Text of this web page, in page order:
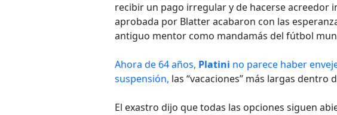
recibir un pago irregular y de hacerse acreedor
aprobada por Blatter acabaron con las
antiguo mentor como mandamás del fútbol
Ahora de 64 años, Platini no parece haber
suspensión, las “vacaciones” más largas
El exastro dijo que todas las opciones siguen